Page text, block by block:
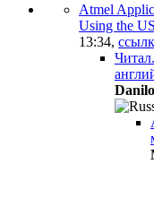
Atmel
Using the
13:34,